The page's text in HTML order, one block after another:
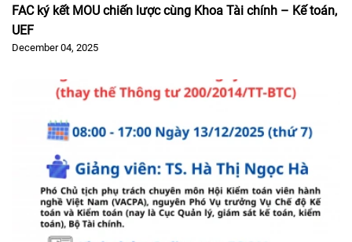
FAC ký kết MOU chiến lược cùng Khoa Tài chính – Kế toán,
UEF
December 04, 2025